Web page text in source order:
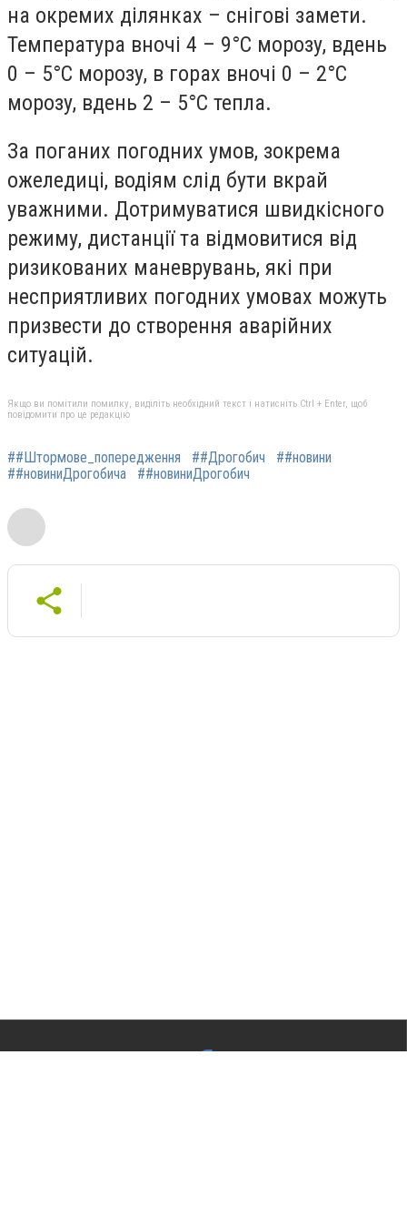
на окремих ділянках – снігові замети.
Температура вночі 4 – 9°С морозу, вдень
0 – 5°С морозу, в горах вночі 0 – 2°С
морозу, вдень 2 – 5°С тепла.
За поганих погодних умов, зокрема
ожеледиці, водіям слід бути вкрай
уважними. Дотримуватися швидкісного
режиму, дистанції та відмовитися від
ризикованих маневрувань, які при
несприятливих погодних умовах можуть
призвести до створення аварійних
ситуацій.
Якщо ви помітили помилку, виділіть необхідний текст і натисніть Ctrl + Enter, щоб
повідомити про це редакцію
##Штормове_попередження ##Дрогобич
##новини
##новиниДрогобича
##новиниДрогобич